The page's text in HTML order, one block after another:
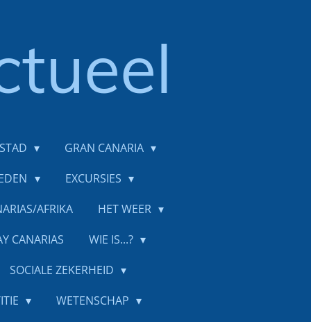
GRAN CANARIA
EXCURSIES
AFRIKA
HET WEER
CANARIAS
WIE IS...?
SOCIALE ZEKERHEID
WETENSCHAP